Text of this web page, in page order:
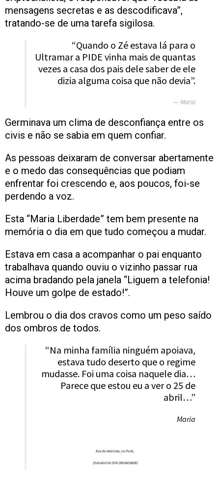
mensagens secretas e as descodificava”,
tratando-se de uma tarefa sigilosa.
“Quando o Zé estava lá para o
Ultramar a PIDE vinha mais de quantas
vezes a casa dos pais dele saber de ele
dizia alguma coisa que não devia”.
Maria
Germinava um clima de desconfiança entre os
civis e não se sabia em quem confiar.
As pessoas deixaram de conversar abertamente
e o medo das consequências que podiam
enfrentar foi crescendo e, aos poucos, foi-se
perdendo a voz.
Esta “Maria Liberdade” tem bem presente na
memória o dia em que tudo começou a mudar.
Estava em casa a acompanhar o pai enquanto
trabalhava quando ouviu o vizinho passar rua
acima bradando pela janela “Liguem a telefonia!
Houve um golpe de estado!”.
Lembrou o dia dos cravos como um peso saído
dos ombros de todos.
“Na minha família ninguém apoiava,
estava tudo deserto que o regime
mudasse. Foi uma coisa naquele dia…
Parece que estou eu a ver o 25 de
abril…”
Maria
Rua do Heroísmo, no Porto,
25 de Abril de 1974 / BRUNO NEVES